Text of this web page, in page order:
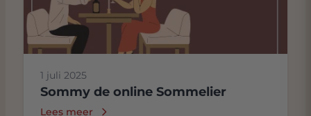
1 juli 2025
Sommy de online Sommelier
Lees meer